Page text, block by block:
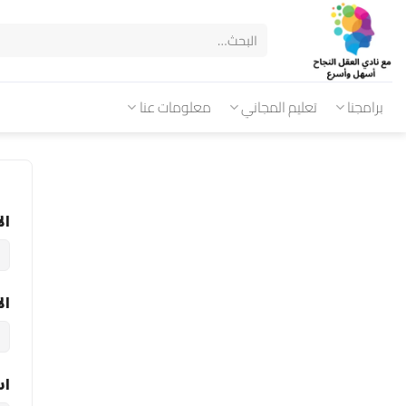
برامجنا تعليم المجاني معلومات عنا